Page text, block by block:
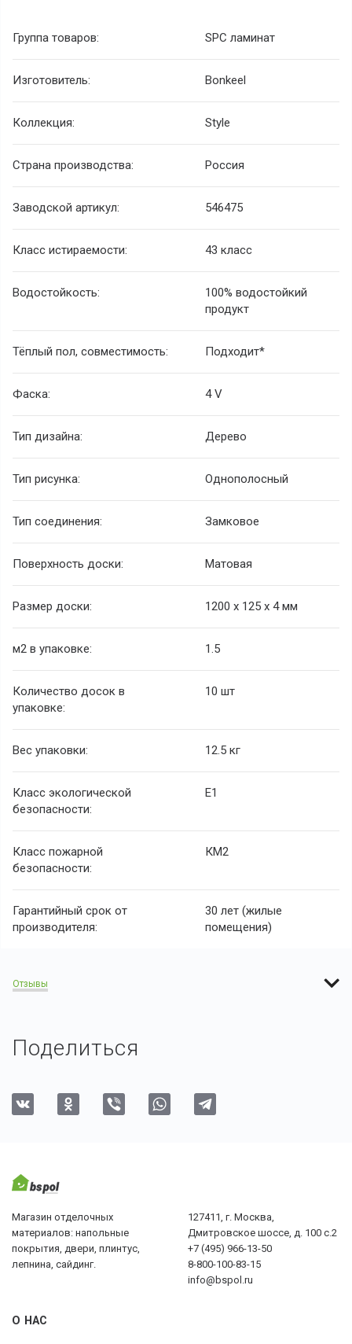
Группа товаров: SPC ламинат
Изготовитель: Bonkeel
Коллекция: Style
Страна производства: Россия
Заводской артикул: 546475
Класс истираемости: 43 класс
Водостойкость:
100% водостойкий
продукт
Тёплый пол, совместимость: Подходит*
Фаска: 4 V
Тип дизайна: Дерево
Тип рисунка: Однополосный
Тип соединения: Замковое
Поверхность доски: Матовая
Размер доски: 1200 х 125 х 4 мм
м2 в упаковке: 1.5
Количество досок в
упаковке:
10 шт
Вес упаковки: 12.5 кг
Класс экологической
безопасности:
Е1
Класс пожарной
безопасности:
КМ2
Гарантийный срок от
производителя:
30 лет (жилые
помещения)
Отзывы
Поделиться
Магазин отделочных
материалов: напольные
покрытия, двери, плинтус,
лепнина, сайдинг.
127411, г. Москва,
Дмитровское шоссе, д. 100 с.2
+7 (495) 966-13-50
8-800-100-83-15
info@bspol.ru
О НАС